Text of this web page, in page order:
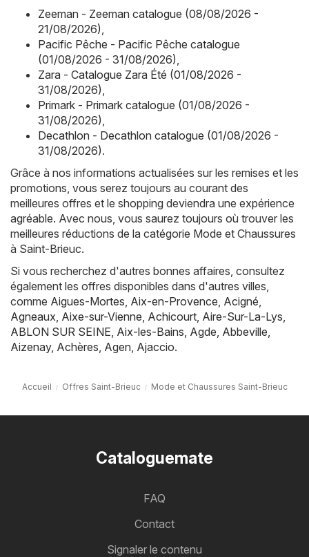
Zeeman - Zeeman catalogue (08/08/2026 -
21/08/2026),
Pacific Pêche - Pacific Pêche catalogue
(01/08/2026 - 31/08/2026),
Zara - Catalogue Zara Été (01/08/2026 -
31/08/2026),
Primark - Primark catalogue (01/08/2026 -
31/08/2026),
Decathlon - Decathlon catalogue (01/08/2026 -
31/08/2026).
Grâce à nos informations actualisées sur les remises et les
promotions, vous serez toujours au courant des
meilleures offres et le shopping deviendra une expérience
agréable. Avec nous, vous saurez toujours où trouver les
meilleures réductions de la catégorie Mode et Chaussures
à Saint-Brieuc.
Si vous recherchez d'autres bonnes affaires, consultez
également les offres disponibles dans d'autres villes,
comme Aigues-Mortes, Aix-en-Provence, Acigné,
Agneaux, Aixe-sur-Vienne, Achicourt, Aire-Sur-La-Lys,
ABLON SUR SEINE, Aix-les-Bains, Agde, Abbeville,
Aizenay, Achères, Agen, Ajaccio.
Accueil Offres Saint-Brieuc Mode et Chaussures Saint-Brieuc
Cataloguemate
FAQ
Contact
Signaler le contenu